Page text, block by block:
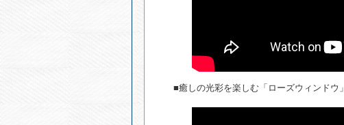
■癒しの光彩を楽しむ「ローズウィンドウ」